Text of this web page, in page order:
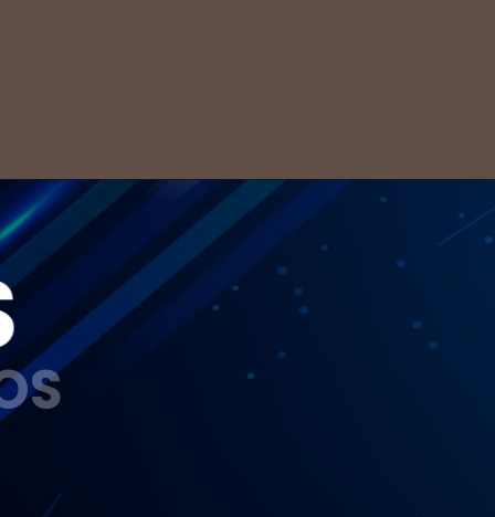
outra modalidade: a de
Microempresa.